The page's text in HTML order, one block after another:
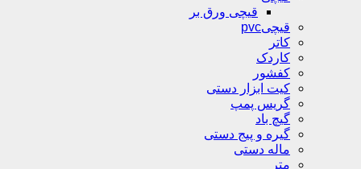
قیچی ورق بر
قیچیpvc
کاتر
کاردک
کفشور
کیت ابزار دستی
گریس پمپ
گیچ باد
گیره و پیج دستی
ماله دستی
متر